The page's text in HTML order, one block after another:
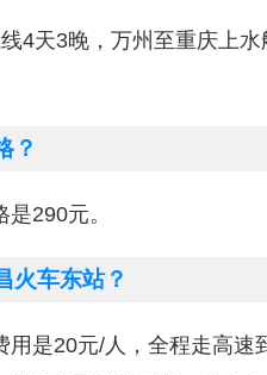
4天3晚，万州至重庆上
？
290元。
火车东站？
用是20元/人，全程走高速